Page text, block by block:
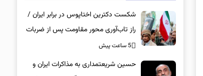
شکست دکترین اختاپوس در برابر ایران /
راز تاب‌آوری محور مقاومت پس از ضربات
سنگین / چرا آمریکا باید راه دیپلماسی را
5 ساعت پیش
حسین شریعتمداری به مذاکرات ایران و